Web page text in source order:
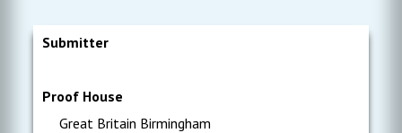
Submitter
Proof House
Great Britain Birmingham